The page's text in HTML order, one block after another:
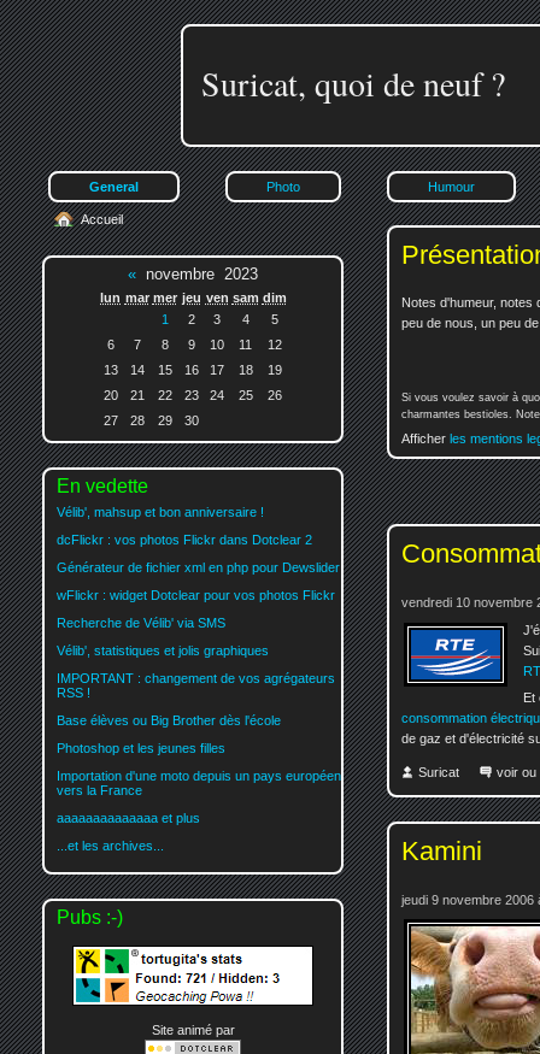
Suricat, quoi de neuf ?
General Photo Humour
Notes d'humeur, notes
peu de nous, un peu
Si vous voulez savoir à
charmantes bestioles.
Afficher les mentions
vendredi 10 novembre
Et
consommation
de gaz et d'électricité
Suricat voir ou
Kamini
jeudi 9 novembre 2006
Accueil
« novembre 2023
lun mar mer jeu ven sam dim
1
2 3 4
5
6
7 8 9 10 11
12
13
14 15 16 17 18
19
20
21 22 23 24 25
26
27
28 29 30
En vedette
Vélib', mahsup et bon anniversaire !
dcFlickr : vos photos Flickr dans Dotclear 2
Générateur de fichier xml en php pour Dewslider
wFlickr : widget Dotclear pour vos photos Flickr
Recherche de Vélib' via SMS
Vélib', statistiques et jolis graphiques
IMPORTANT : changement de vos agrégateurs
RSS !
Base élèves ou Big Brother dès l'école
Photoshop et les jeunes filles
Importation d'une moto depuis un pays européen
vers la France
aaaaaaaaaaaaaa et plus
...et les archives...
Pubs :-)
Site animé par